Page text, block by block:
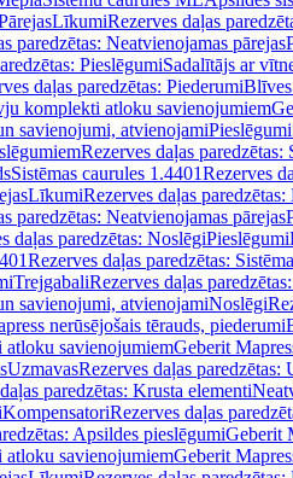
LīkumiRezerves daļas
paredzētas: Neatvienojamas pārejas
PieslēgumiSadalītājs ar
daļas paredzētas: Piederumi
komplekti atloku savienojumiem
savienojumi, atvienojamiPieslēgumi
Rezerves daļas
Sistēmas caurules 1.4401Rezerves
LīkumiRezerves daļas
paredzētas: Neatvienojamas pārejas
daļas paredzētas: NoslēgiPieslēgumi
Rezerves daļas paredzētas:
TrejgabaliRezerves daļas
savienojumi, atvienojamiNoslēgi
nerūsējošais tērauds, piederumi
savienojumiemGeberit
UzmavasRezerves daļas paredzētas:
paredzētas: Krusta elementi
KompensatoriRezerves daļas
Apsildes pieslēgumiGeberit
savienojumiemGeberit